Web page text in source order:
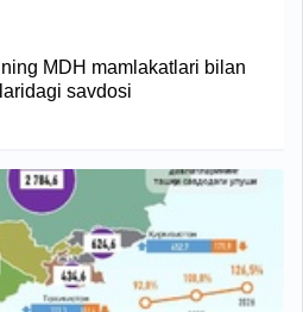
MDH mamlakatlari bilan
savdosi